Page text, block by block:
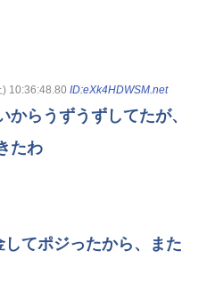
10:36:48.80 ID:eXk4HDWSM.net
らうずうずしてたが、
たわ
てポジったから、また